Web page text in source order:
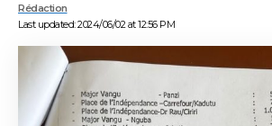
Last updated: 2024/06/02 at 12:56 PM
Rédaction